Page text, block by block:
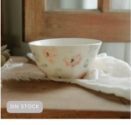
SIN STOCK